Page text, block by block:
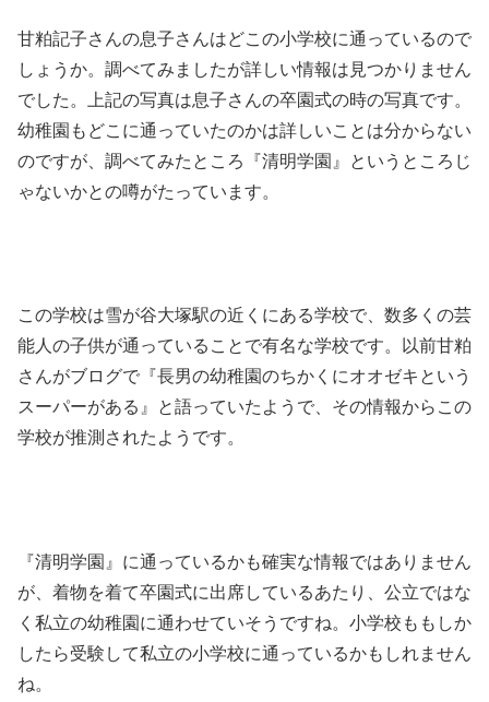
甘粕記子さんの息子さんはどこの小学校に通っているので
しょうか。調べてみましたが詳しい情報は見つかりません
でした。上記の写真は息子さんの卒園式の時の写真です。
幼稚園もどこに通っていたのかは詳しいことは分からない
のですが、調べてみたところ『清明学園』というところじ
ゃないかとの噂がたっています。
この学校は雪が谷大塚駅の近くにある学校で、数多くの芸
能人の子供が通っていることで有名な学校です。以前甘粕
さんがブログで『長男の幼稚園のちかくにオオゼキという
スーパーがある』と語っていたようで、その情報からこの
学校が推測されたようです。
『清明学園』に通っているかも確実な情報ではありません
が、着物を着て卒園式に出席しているあたり、公立ではな
く私立の幼稚園に通わせていそうですね。小学校ももしか
したら受験して私立の小学校に通っているかもしれません
ね。